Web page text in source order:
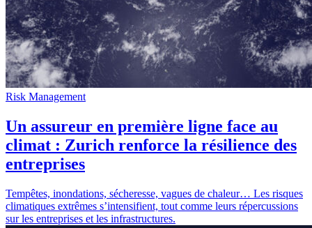
Risk Management
Un assureur en première ligne face au
climat : Zurich renforce la résilience des
entreprises
Tempêtes, inondations, sécheresse, vagues de chaleur… Les risques
climatiques extrêmes s’intensifient, tout comme leurs répercussions
sur les entreprises et les infrastructures.